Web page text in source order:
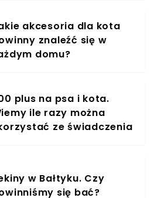
toksyczny, ale nie jest
jeśli chodzi o
Dlaczego? Powodów jest
produktów, które mogą
dla zwierzaka i nie
się ewentualnymi
czy pies może jeść
akcesoria dla kota
znaleźć się w
domu?
plus na psa i kota.
ile razy można
ze świadczenia
w Bałtyku. Czy
się bać?